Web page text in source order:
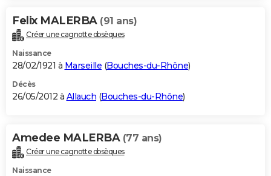
Felix MALERBA (91 ans)
Créer une cagnotte obsèques
Naissance
28/02/1921 à Marseille (Bouches-du-Rhône)
Décès
26/05/2012 à Allauch (Bouches-du-Rhône)
Amedee MALERBA (77 ans)
Créer une cagnotte obsèques
Naissance